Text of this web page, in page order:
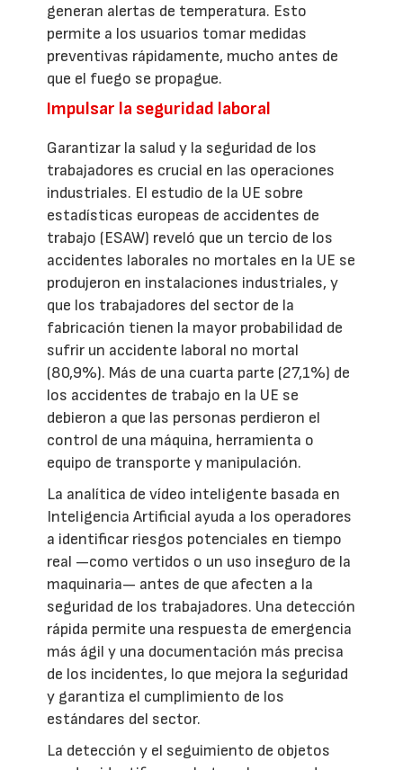
generan alertas de temperatura. Esto
permite a los usuarios tomar medidas
preventivas rápidamente, mucho antes de
que el fuego se propague.
Impulsar la seguridad laboral
Garantizar la salud y la seguridad de los
trabajadores es crucial en las operaciones
industriales. El estudio de la UE sobre
estadísticas europeas de accidentes de
trabajo (ESAW) reveló que un tercio de los
accidentes laborales no mortales en la UE se
produjeron en instalaciones industriales, y
que los trabajadores del sector de la
fabricación tienen la mayor probabilidad de
sufrir un accidente laboral no mortal
(80,9%). Más de una cuarta parte (27,1%) de
los accidentes de trabajo en la UE se
debieron a que las personas perdieron el
control de una máquina, herramienta o
equipo de transporte y manipulación.
La analítica de vídeo inteligente basada en
Inteligencia Artificial ayuda a los operadores
a identificar riesgos potenciales en tiempo
real —como vertidos o un uso inseguro de la
maquinaria— antes de que afecten a la
seguridad de los trabajadores. Una detección
rápida permite una respuesta de emergencia
más ágil y una documentación más precisa
de los incidentes, lo que mejora la seguridad
y garantiza el cumplimiento de los
estándares del sector.
La detección y el seguimiento de objetos